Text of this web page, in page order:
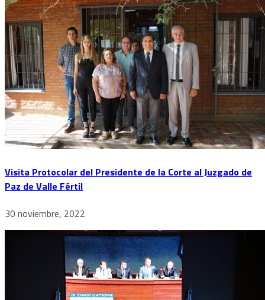
Visita Protocolar del Presidente de la Corte al Juzgado de
Paz de Valle Fértil
30 noviembre, 2022